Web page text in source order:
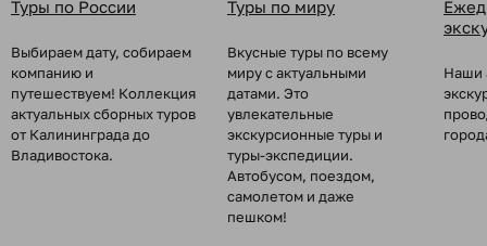
Туры по России
Выбираем дату, собираем
компанию и
путешествуем! Коллекция
актуальных сборных туров
от Калининграда до
Владивостока.
Туры по миру
Вкусные туры по всему
миру с актуальными
датами. Это
увлекательные
экскурсионные туры и
туры-экспедиции.
Автобусом, поездом,
самолетом и даже
пешком!
Наши